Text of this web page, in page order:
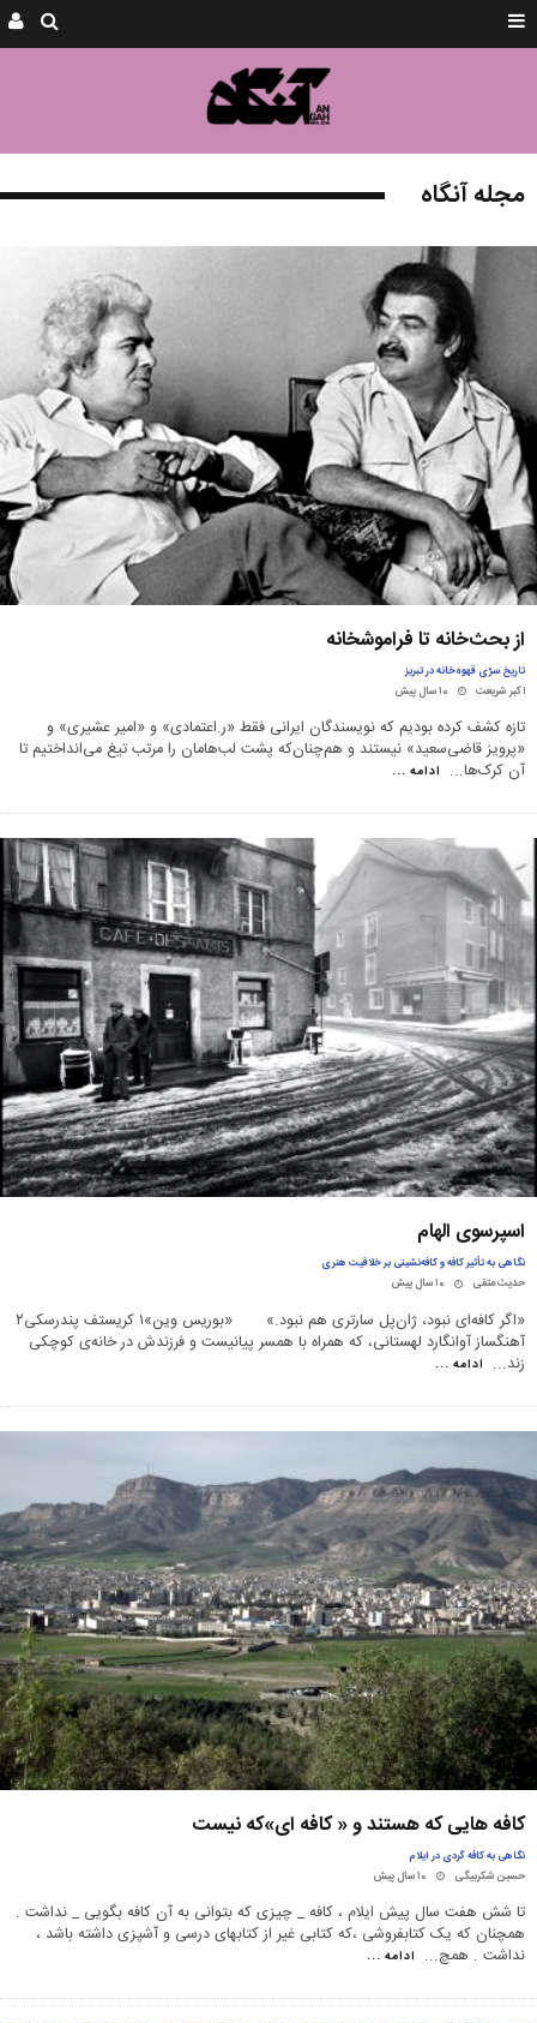
مجله آنگاه
از بحث‌خانه تا فراموشخانه
تاریخ سرّی قهوه‌خانه در تبریز
اکبر شریعت
۱۰ سال پیش
تازه کشف کرده بودیم که نویسندگان ایرانی فقط «ر.اعتمادی» و «امیر عشیری» و
«پرویز قاضی‌سعید» نیستند و هم‌چنان‌که پشت لب‌هامان را مرتب تیغ می‌انداختیم تا
آن کرک‌ها... ادامه ...
اسپرسوی الهام
نگاهی به تأثیر کافه و کافه‌نشینی بر خلاقیت هنری
حدیث متقی
۱۰ سال پیش
«اگر کافه‌ای نبود، ژان‌پل سارتری‌ هم نبود.» «بوریس وین»‌۱ کریستف پندرسکی۲
آهنگساز آوانگارد لهستانی، که همراه با همسر پیانیست و فرزندش در خانه‌ی کوچکی
زند... ادامه ...
کافه هايی که هستند و « کافه ای»که نيست
نگاهی به کافه گردی در ایلام
حسین شکربیگی
۱۰ سال پیش
تا شش هفت سال پیش ایلام ، کافه _ چیزی که بتوانی به آن کافه بگویی _ نداشت .
همچنان که یک کتابفروشی ،که کتابی غیر از کتابهای درسی و آشپزی داشته باشد ،
نداشت . همچ... ادامه ...